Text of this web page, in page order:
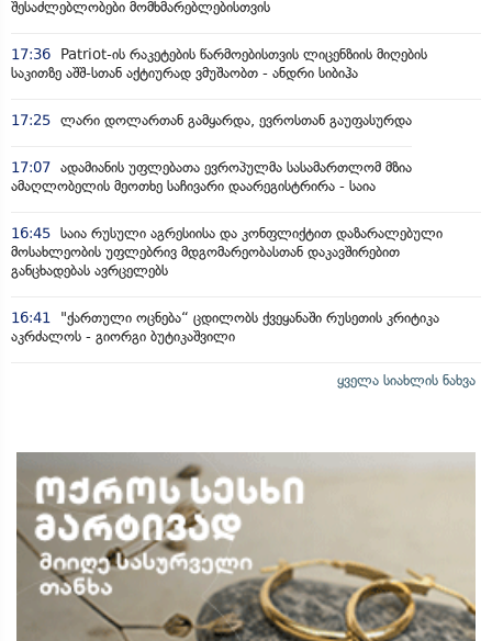
შესაძლებლობები მომხმარებლებისთვის
17:36
Patriot-ის რაკეტების წარმოებისთვის ლიცენზიის მიღების
საკითზე აშშ-სთან აქტიურად ვმუშაობთ - ანდრი სიბიჰა
17:25 ლარი დოლართან გამყარდა, ევროსთან გაუფასურდა
17:07 ადამიანის უფლებათა ევროპულმა სასამართლომ მზია
ამაღლობელის მეოთხე საჩივარი დაარეგისტრირა - საია
16:45 საია რუსული აგრესიისა და კონფლიქტით დაზარალებული
მოსახლეობის უფლებრივ მდგომარეობასთან დაკავშირებით
განცხადებას ავრცელებს
16:41
"ქართული ოცნება“ ცდილობს ქვეყანაში რუსეთის კრიტიკა
აკრძალოს - გიორგი ბუტიკაშვილი
ყველა სიახლის ნახვა